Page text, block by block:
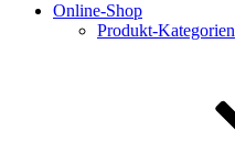
Online-Shop
Produkt-Kategorien